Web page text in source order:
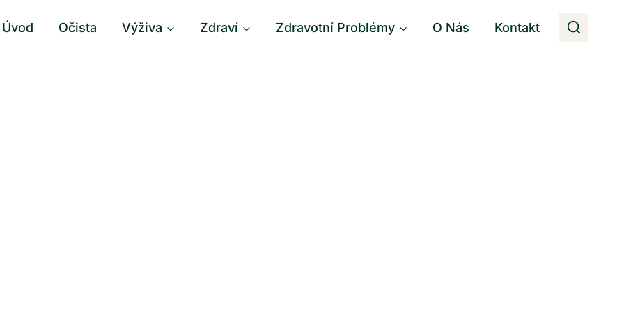
Úvod Očista Výživa Zdraví Zdravotní Problémy O Nás Kontakt